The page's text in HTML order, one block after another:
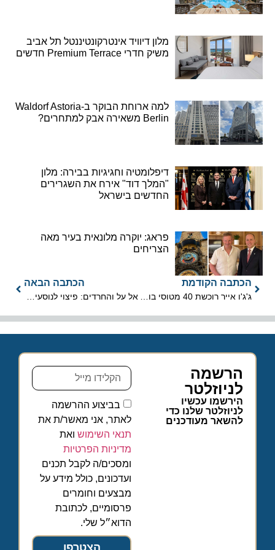
מלון דיוויד אינטרקונטיננטל תל אביב
משיק חדרי Premium Terrace חדשים
למה ארוחת הבוקר ב-Waldorf Astoria
Berlin משאירה אבק למתחרים?
דיפלומטיה וחגיגיות בבירה: מלון
"המלך דוד" אירח את השגרירים
החדשים בישראל
פראג: יוקרה מלונאית בעיר מאה
הצריחים
הכתבה הקודמת
ג'ג'ו אייר רוכשת 40 מטוסי בואינג 737 MAX
הכתבה הבאה
אל על והחרדים: פיצוי לנוסעים, ההתנצלות מתקבלת
הרשמה
לניוזלטר
הירשמו עכשיו
לניוזלטר שלנו כדי
להשאר מעודכנים
בביצוע ההרשמה
לאתר, אני מאשר/ת את
תנאי השימושואת
מדיניות הפרטיות
ומסכים/ה לקבל תכנים
ועדכונים, כולל מידע על
מבצעים וחומרים
פרסומיים, לכתובת
הדוא״ל שלי.
הצטרפו